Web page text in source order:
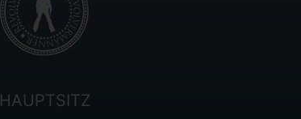
HAUPTSITZ